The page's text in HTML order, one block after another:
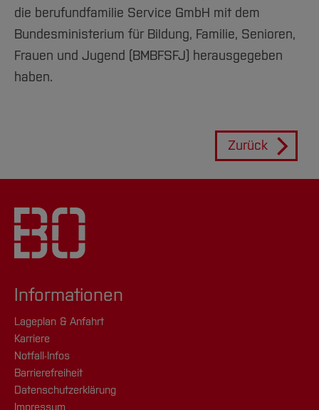
die berufundfamilie Service GmbH mit dem
Bundesministerium für Bildung, Familie, Senioren,
Frauen und Jugend (BMBFSFJ) herausgegeben
haben.
Zurück
Informationen
Lageplan & Anfahrt
Karriere
Notfall-Infos
Barrierefreiheit
Datenschutzerklärung
Impressum